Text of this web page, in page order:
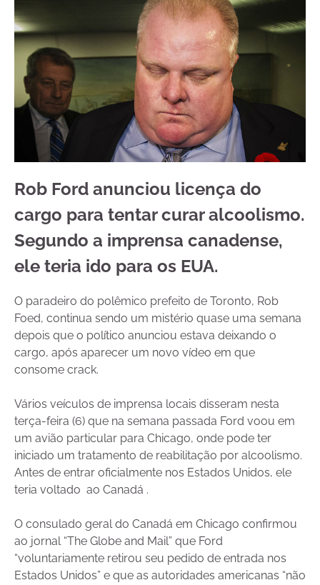
Rob Ford anunciou licença do
cargo para tentar curar alcoolismo.
Segundo a imprensa canadense,
ele teria ido para os EUA.
O paradeiro do polêmico prefeito de Toronto, Rob
Foed, continua sendo um mistério quase uma semana
depois que o político anunciou estava deixando o
cargo, após aparecer um novo vídeo em que
consome crack.
Vários veículos de imprensa locais disseram nesta
terça-feira (6) que na semana passada Ford voou em
um avião particular para Chicago, onde pode ter
iniciado um tratamento de reabilitação por alcoolismo.
Antes de entrar oficialmente nos Estados Unidos, ele
teria voltado ao Canadá .
O consulado geral do Canadá em Chicago confirmou
ao jornal “The Globe and Mail” que Ford
“voluntariamente retirou seu pedido de entrada nos
Estados Unidos” e que as autoridades americanas “não